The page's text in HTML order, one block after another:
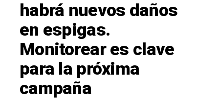
habrá nuevos daños
en espigas.
Monitorear es clave
para la próxima
campaña